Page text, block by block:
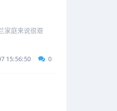
家庭来说很艰
15:56:50 0